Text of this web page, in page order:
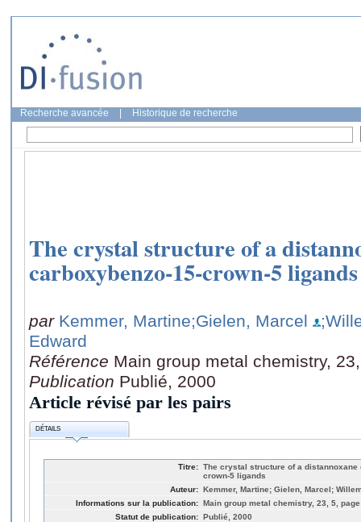
Recherche avancée Historique de recherche
The crystal structure of a
carboxybenzo-15-crown-5 ligands
par Kemmer, Martine;Gielen, Marcel
Edward
Référence Main group metal chemistry,
Publication Publié, 2000
Article révisé par les pairs
DÉTAILS
Titre: The crystal structure of a distannoxane
crown-5 ligands
Auteur: Kemmer, Martine; Gielen, Marcel;
Informations sur la publication: Main group metal chemistry, 23, 5, page
Statut de publication: Publié, 2000